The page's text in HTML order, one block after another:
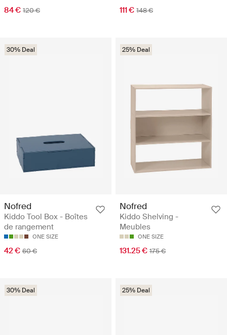
84 € 120 € 111 € 148 €
30% Deal
Nofred
Kiddo Tool Box - Boîtes
de rangement
ONE SIZE
42 € 60 €
25% Deal
Nofred
Kiddo Shelving -
Meubles
ONE SIZE
131.25 € 175 €
30% Deal 25% Deal